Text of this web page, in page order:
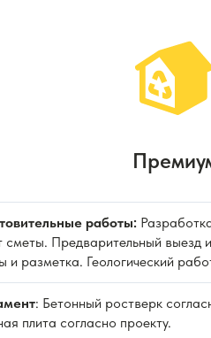
работы:
сметы. Предварительный выезд
и разметка. Геологический
: Бетонный ростверк
плита согласно проекту.